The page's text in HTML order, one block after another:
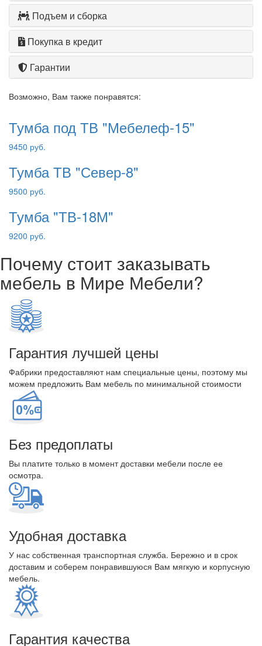
Подъем и сборка
Покупка в кредит
Гарантии
Возможно, Вам также понравятся:
Тумба под ТВ "Мебелеф-15"
9450 руб.
Тумба ТВ "Север-8"
9500 руб.
Тумба "ТВ-18М"
9200 руб.
Почему стоит заказывать
мебель в Мире Мебели?
Гарантия лучшей цены
Фабрики предоставляют нам специальные цены, поэтому мы
можем предложить Вам мебель по минимальной стоимости
Без предоплаты
Вы платите только в момент доставки мебели после ее
осмотра.
Удобная доставка
У нас собственная транспортная служба. Бережно и в срок
доставим и соберем понравившуюся Вам мягкую и корпусную
мебель.
Гарантия качества